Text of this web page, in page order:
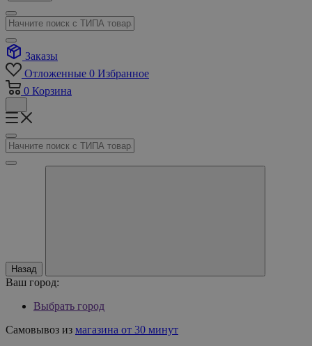
Заказы
Отложенные 0 Избранное
0 Корзина
Назад
Ваш город:
Выбрать город
Самовывоз из магазина от 30 минут